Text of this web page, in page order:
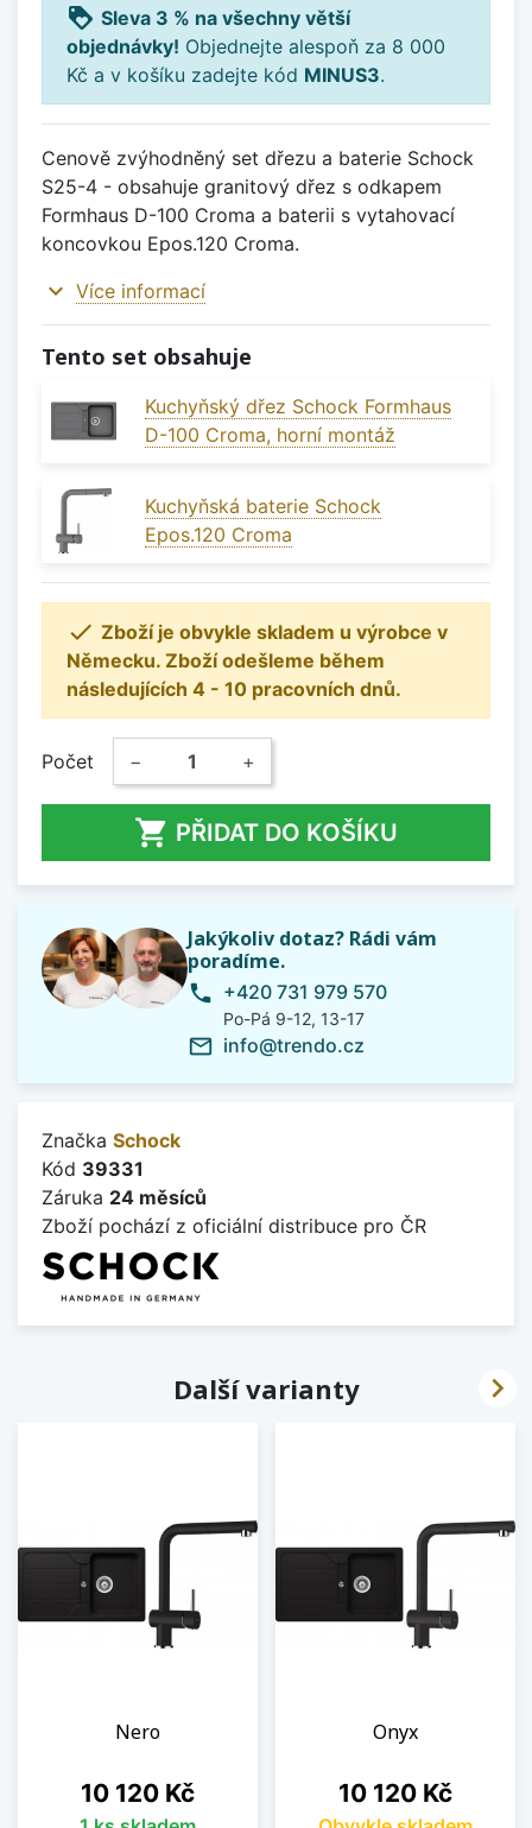
loyalty Sleva 3 % na všechny větší
objednávky! Objednejte alespoň za 8 000
Kč a v košíku zadejte kód MINUS3.
Cenově zvýhodněný set dřezu a baterie Schock
S25-4 - obsahuje granitový dřez s odkapem
Formhaus D-100 Croma a baterii s vytahovací
koncovkou Epos.120 Croma.
expand_more Více informací
Tento set obsahuje
Kuchyňský dřez Schock Formhaus
D-100 Croma, horní montáž
Kuchyňská baterie Schock
Epos.120 Croma
 Zboží je obvykle skladem u výrobce v
Německu. Zboží odešleme během
následujících 4 - 10 pracovních dnů.
Počet − +
 PŘIDAT DO KOŠÍKU
Jakýkoliv dotaz? Rádi vám
poradíme.
phone +420 731 979 570
Po-Pá 9-12, 13-17
mail_outline info@trendo.cz
Značka Schock
Kód 39331
Záruka 24 měsíců
Zboží pochází z oficiální distribuce pro ČR
Další varianty
Nero
Cena
10 120 Kč
Onyx
Cena
10 120 Kč
